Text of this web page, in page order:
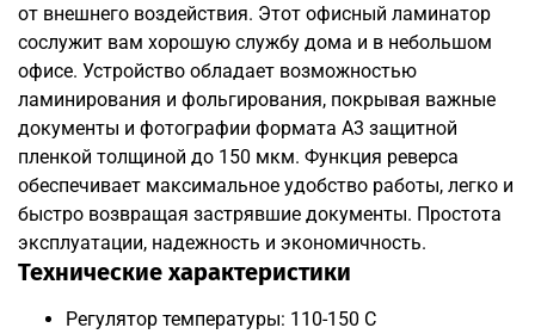
от внешнего воздействия. Этот офисный ламинатор
сослужит вам хорошую службу дома и в небольшом
офисе. Устройство обладает возможностью
ламинирования и фольгирования, покрывая важные
документы и фотографии формата А3 защитной
пленкой толщиной до 150 мкм. Функция реверса
обеспечивает максимальное удобство работы, легко и
быстро возвращая застрявшие документы. Простота
эксплуатации, надежность и экономичность.
Технические характеристики
Регулятор температуры: 110-150 С